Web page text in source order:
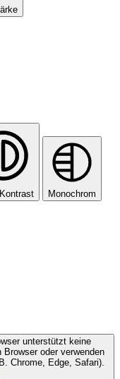
Monochrom
unterstützt keine
oder verwenden
Chrome, Edge, Safari).